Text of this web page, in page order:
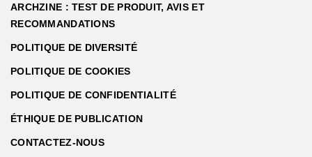
ARCHZINE : TEST DE PRODUIT, AVIS ET
RECOMMANDATIONS
POLITIQUE DE DIVERSITÉ
POLITIQUE DE COOKIES
POLITIQUE DE CONFIDENTIALITÉ
ÉTHIQUE DE PUBLICATION
CONTACTEZ-NOUS